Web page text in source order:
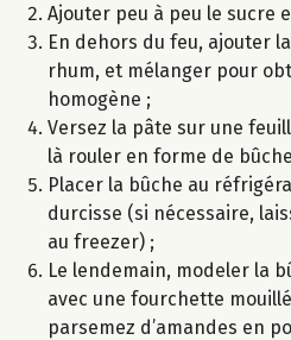
Ajouter peu à peu le sucre
En dehors du feu, ajouter
rhum, et mélanger pour
homogène ;
Versez la pâte sur une
là rouler en forme de
Placer la bûche au
durcisse (si nécessaire,
au freezer) ;
Le lendemain, modeler la
avec une fourchette
parsemez d’amandes en